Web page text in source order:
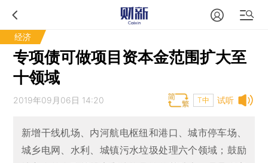
经济
专项债可做项目资本金范围扩大至
十领域
试听
2019年09月06日 14:20 T中
新增干线机场、内河航电枢纽和港口、城市停车场、
城乡电网、水利、城镇污水垃圾处理六个领域；鼓励